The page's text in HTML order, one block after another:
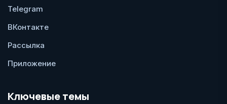
Telegram
ВКонтакте
Рассылка
Приложение
Ключевые темы